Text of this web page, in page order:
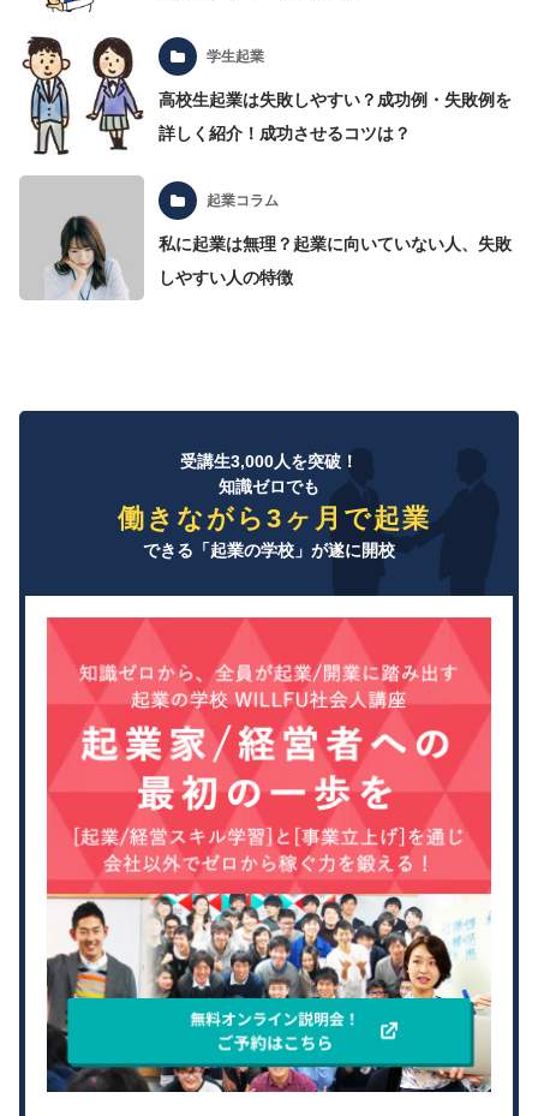
学生起業
高校生起業は失敗しやすい？成功例・失敗例を
詳しく紹介！成功させるコツは？
起業コラム
私に起業は無理？起業に向いていない人、失敗
しやすい人の特徴
受講生3,000人を突破！
知識ゼロでも
働きながら3ヶ月で起業
できる「起業の学校」が遂に開校